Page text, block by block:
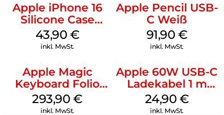
Apple iPhone 16
Silicone Case
MagSafe Plum
43,90 €
inkl. MwSt.
Apple Pencil USB-
C Weiß
91,90 €
inkl. MwSt.
Apple Magic
Keyboard Folio
iPad 10.9″ (10.Gen.)
Weiß
293,90€
inkl. MwSt.
Apple 60W USB-C
Ladekabel 1 m
Weiß
24,90 €
inkl. MwSt.